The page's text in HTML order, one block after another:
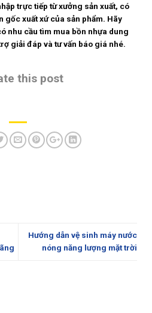
trực tiếp từ xưởng sản xuất, có
gốc xuất xứ của sản phẩm. Hãy
nhu cầu tìm mua bồn nhựa dung
giải đáp và tư vấn báo giá nhé.
this post
Hướng dẫn vệ sinh máy nước
nóng năng lượng mặt trời